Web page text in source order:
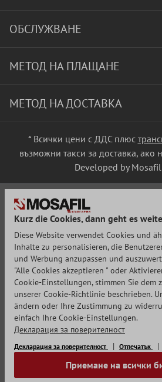
ОБСЛУЖВАНЕ
МЕТОД НА ПЛАЩАНЕ
МЕТОД НА ДОСТАВКА
* Всички цени с ДДС плюс
възможни такси за доставка, ако
Developed by
Kurz die Cookies, dann geht es
Diese Website verwendet Cookies und
Inhalte zu personalisieren, die
und Werbung anzupassen und
"Alle Cookies akzeptieren " oder
Cookie-Einstellungen, stimmen Sie dem
unserer Cookie-Richtlinie beschrieben.
ändern oder Ihre Zustimmung zu
einfach Ihre Cookie-Einstellungen.
Декларация за поверителност
Декларация за поверителност Отпечатък
Приемане на всички